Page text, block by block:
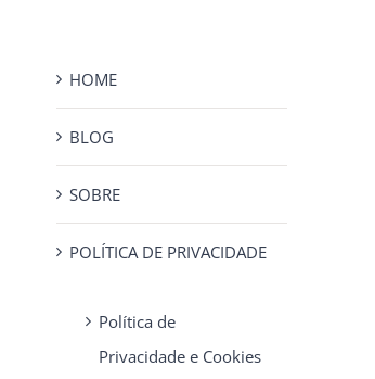
HOME
BLOG
SOBRE
POLÍTICA DE PRIVACIDADE
Política de
Privacidade e Cookies